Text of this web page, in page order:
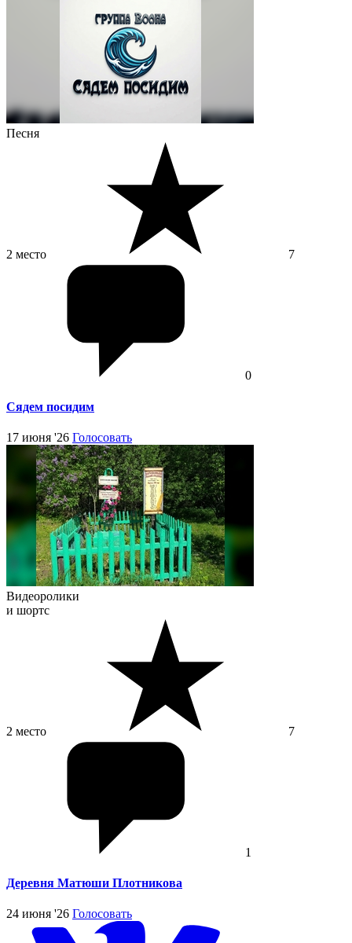
Песня
2 место 7
0
Сядем посидим
17 июня '26 Голосовать
Видеоролики
и шортс
2 место 7
1
Деревня Матюши Плотникова
24 июня '26 Голосовать